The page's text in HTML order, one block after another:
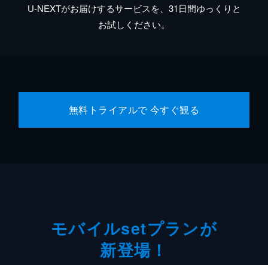
U-NEXTがお届けするサービスを、31日間ゆっくりと
お試しください。
無料トライアルで 今すぐ観る
モバイルsetプランが
新登場！